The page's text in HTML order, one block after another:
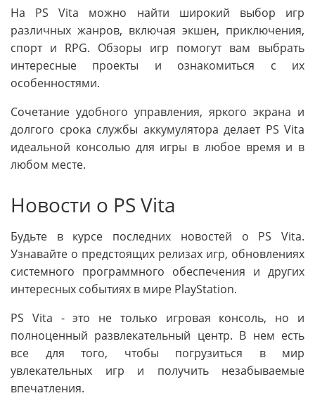
На PS Vita можно найти широкий выбор игр
различных жанров, включая экшен, приключения,
спорт и RPG. Обзоры игр помогут вам выбрать
интересные проекты и ознакомиться с их
особенностями.
Сочетание удобного управления, яркого экрана и
долгого срока службы аккумулятора делает PS Vita
идеальной консолью для игры в любое время и в
любом месте.
Новости о PS Vita
Будьте в курсе последних новостей о PS Vita.
Узнавайте о предстоящих релизах игр, обновлениях
системного программного обеспечения и других
интересных событиях в мире PlayStation.
PS Vita - это не только игровая консоль, но и
полноценный развлекательный центр. В нем есть
все для того, чтобы погрузиться в мир
увлекательных игр и получить незабываемые
впечатления.